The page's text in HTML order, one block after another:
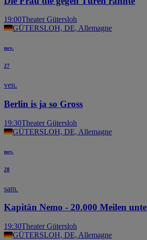
19:00Theater Gütersloh
GÜTERSLOH, DE, Allemagne
nov.
27
ven.
Berlin is ja so Gross
19:30Theater Gütersloh
GÜTERSLOH, DE, Allemagne
nov.
28
sam.
Kapitän Nemo - 20.000 Meilen
19:30Theater Gütersloh
GÜTERSLOH, DE, Allemagne